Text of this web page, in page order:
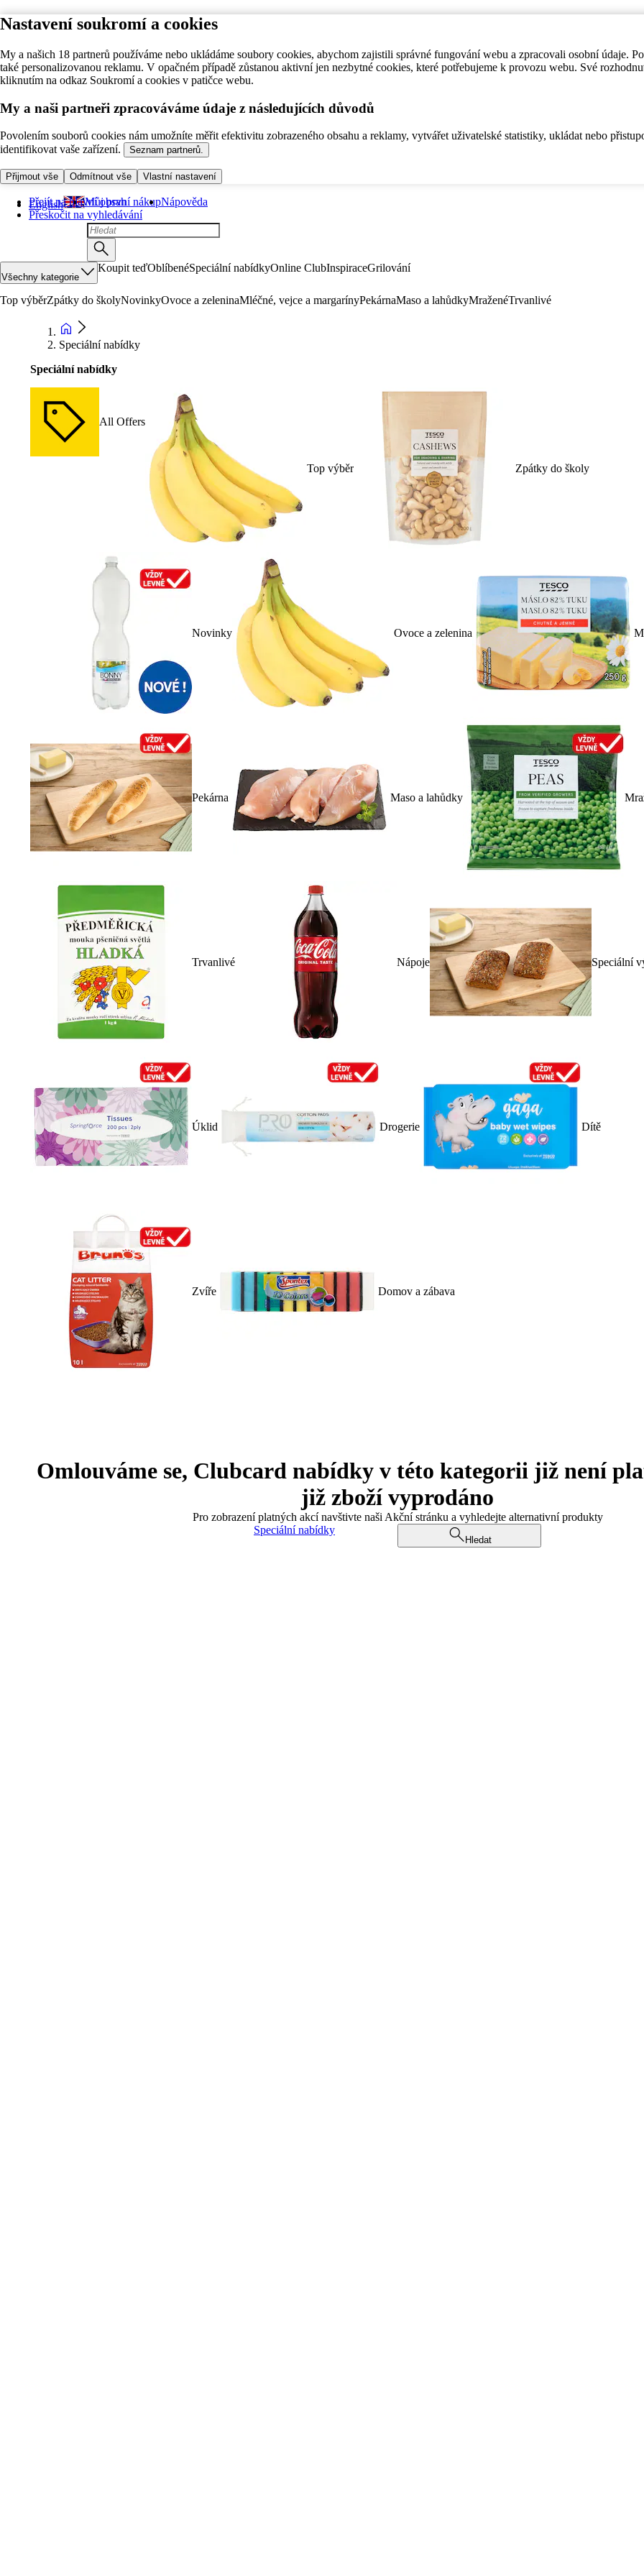
Nastavení soukromí a cookies
My a našich 18 partnerů používáme nebo ukládáme soubory cookies, abychom zajistili správné fungování webu a zpracovali osobní údaje.
také personalizovanou reklamu. V opačném případě zůstanou aktivní jen nezbytné cookies, které potřebujeme k provozu webu. Své
kliknutím na odkaz Soukromí a cookies v patičce webu.
My a naši partneři zpracováváme údaje z následujících důvodů
Povolením souborů cookies nám umožníte měřit efektivitu zobrazeného obsahu a reklamy, vytvářet uživatelské statistiky, ukládat nebo
identifikovat vaše zařízení.
Seznam partnerů.
Přijmout vše Odmítnout vše Vlastní nastavení
Přejít na hlavní obsah
Přeskočit na vyhledávání
English Můj první nákupNápověda
Všechny kategorie
Koupit teďOblíbenéSpeciální nabídkyOnline ClubInspiraceGrilování
Top výběrZpátky do školyNovinkyOvoce a zeleninaMléčné, vejce a margarínyPekárnaMaso a lahůdkyMraženéTrvanlivé
Speciální nabídky
Speciální nabídky
All Offers
Top výběr Zpátky do školy
Novinky Ovoce a zelenina
Pekárna Maso a lahůdky
Trvanlivé Nápoje Speciální
Úklid Drogerie Dítě
Zvíře Domov a zábava
Omlouváme se, Clubcard nabídky v této kategorii již není
již zboží vyprodáno
Pro zobrazení platných akcí navštivte naši Akční stránku a vyhledejte alternativní produkty
Speciální nabídky
Hledat